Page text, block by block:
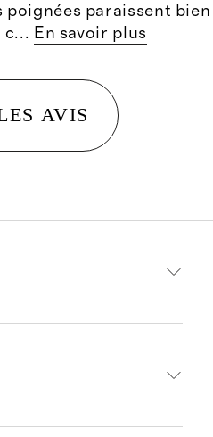
poignées paraissent
c... En savoir plus
AVIS